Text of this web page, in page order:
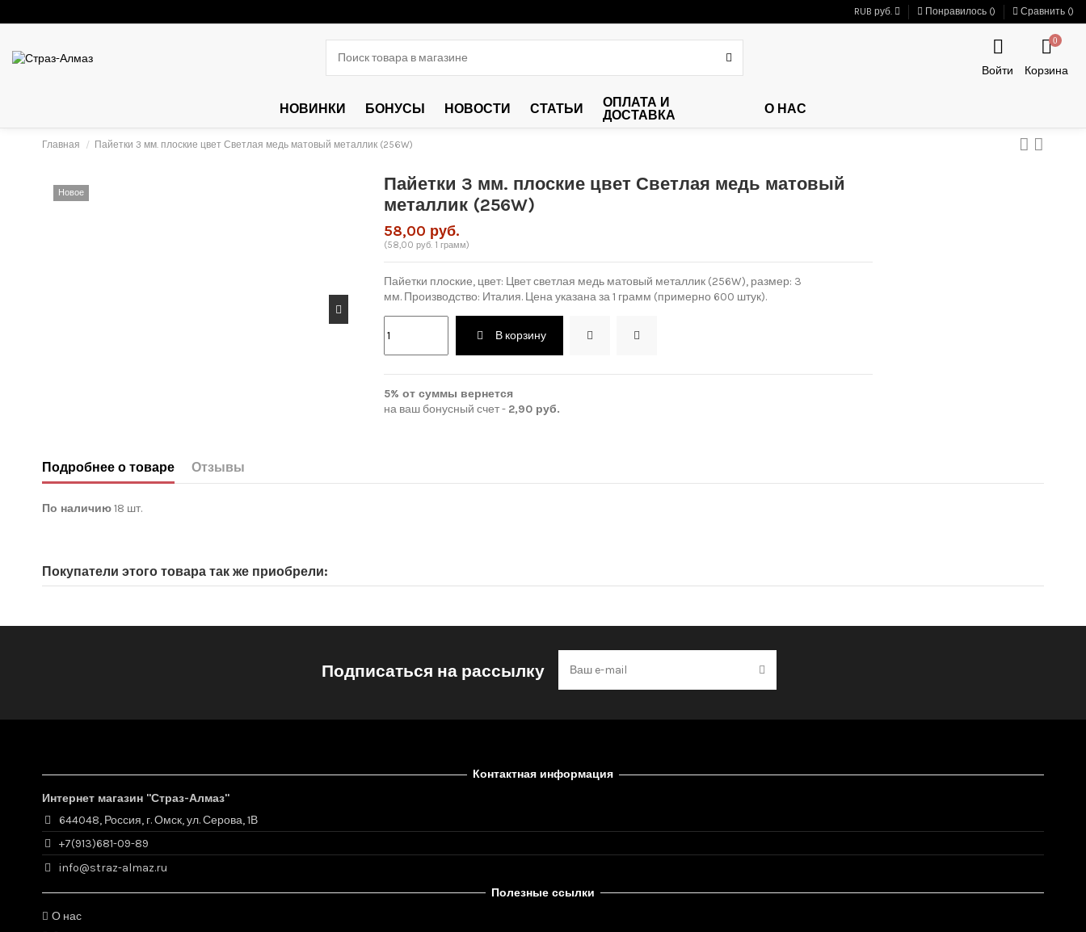
RUB руб. Понравилось () Сравнить ()
Войти
0
Корзина
НОВИНКИ БОНУСЫ НОВОСТИ СТАТЬИ
ОПЛАТА И
ДОСТАВКА
О НАС
Главная Пайетки 3 мм. плоские цвет Светлая медь матовый металлик (256W)
Новое
Пайетки 3 мм. плоские цвет Светлая медь матовый
металлик (256W)
58,00 руб.
(58,00 руб. 1 грамм)
Пайетки плоские, цвет: Цвет светлая медь матовый металлик (256W), размер: 3
мм. Производство: Италия. Цена указана за 1 грамм (примерно 600 штук).
В корзину
5% от суммы вернется
на ваш бонусный счет - 2,90 руб.
Подробнее о товаре Отзывы
По наличию18 шт.
Покупатели этого товара так же приобрели:
Подписаться на рассылку
Контактная информация
Интернет магазин "Страз-Алмаз"
644048, Россия, г. Омск, ул. Серова, 1В
+7(913)681-09-89
info@straz-almaz.ru
Полезные ссылки
О нас